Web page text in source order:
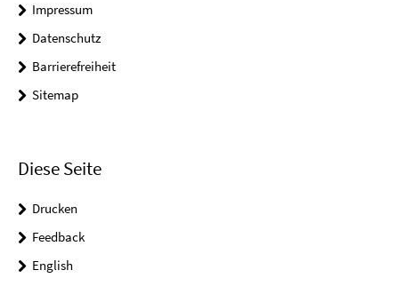
Impressum
Datenschutz
Barrierefreiheit
Sitemap
Diese Seite
Drucken
Feedback
English